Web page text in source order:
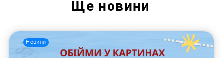
Пошук за запитом:
Ще новини
Новини